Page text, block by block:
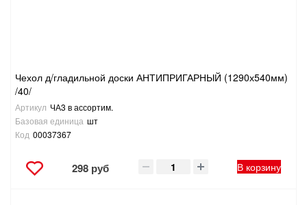
ЭЛЕКТРОМОНТАЖНЫЕ ТОВАРЫ, СВЕТОТЕХНИКА
Чехол д/гладильной доски АНТИПРИГАРНЫЙ (1290х540мм)
/40/
Артикул ЧА3 в ассортим.
Базовая единица шт
Код 00037367
298 руб В корзину